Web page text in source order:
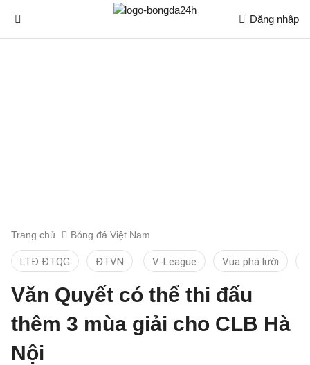
Đăng nhập
Trang chủ Bóng đá Việt Nam
LTĐ ĐTQG ĐTVN V-League Vua phá lưới
Văn Quyết có thể thi đấu
thêm 3 mùa giải cho CLB Hà
Nội